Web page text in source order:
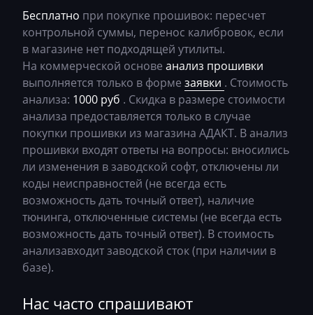
Challenger
Changan
Changhe
Chery
Chevrolet
Chrysler
Citroen
Claas
CMI
Comacchio
Cupra
Dacia
Bosch MED17.5.25
Bosch MED17.5.26
Bosch MED9.1.x
Bosch MED9.5.x
BOSCH MG1CA811
Bosch MG1CS001
Delphi DCM3.7
Delphi DCM6.2
DSG Temic
Marelli IAW4xx
Marelli IAW7GV
0CW300040H_0606_OJPX_MJ743
0CW300041Q_1601_OJAE_MJ743
0CW300041Q_1604_cJAE_MJ743
0CW300043B_1601_OJEG_MJ743
0CW300047E_5260_OJFZ_C52MR1
0CW300047E_5261_OJFZ_C52MR1
0CW300047F_5261_ODGA_C52MR1
0CW300047S_5214_OJHK_C52MR1
0CW300047S_5267_OJHK_C52MR1
69R5710AM_getriebe_DSG_UgR5_C52SR1
v0693x590AM_getriebe_DSG_OJ3x_C90S
v0693y530AM_getriebe_DSG_cD3yC21S
Бесплатно при покупке прошивок: пересчет
контрольной суммы, перенос калибровок, если
в магазине нет подходящей утилиты.
На коммерческой основе анализ прошивки
выполняется только в форме заявки . Стоимость
анализа: 1000 руб . Скидка в размере стоимости
анализа предоставляется только в случае
покупки прошивки из магазина АДАКТ. В анализ
прошивки входят ответы на вопросы: вносились
ли изменения в заводской софт, отключены ли
коды неисправностей (не всегда есть
возможность дать точный ответ), наличие
тюнинга, отключенные системы (не всегда есть
возможность дать точный ответ). В стоимость
анализавходит заводской сток (при наличии в
базе).
Нас часто спрашивают